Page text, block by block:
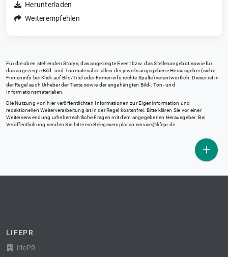
Herunterladen
Weiterempfehlen
Für die oben stehenden Storys, das angezeigte Event bzw. das Stellenangebot sowie für
das angezeigte Bild- und Tonmaterial ist allein der jeweils angegebene Herausgeber (siehe
Firmeninfo bei Klick auf Bild/Titel oder Firmeninfo rechte Spalte) verantwortlich. Dieser ist in
der Regel auch Urheber der Texte sowie der angehängten Bild-, Ton- und
Informationsmaterialien.
Die Nutzung von hier veröffentlichten Informationen zur Eigeninformation und
redaktionellen Weiterverarbeitung ist in der Regel kostenfrei. Bitte klären Sie vor einer
Weiterverwendung urheberrechtliche Fragen mit dem angegebenen Herausgeber. Bei
Veröffentlichung senden Sie bitte ein Belegexemplar an service@lifepr.de.
LIFEPR
lifePR